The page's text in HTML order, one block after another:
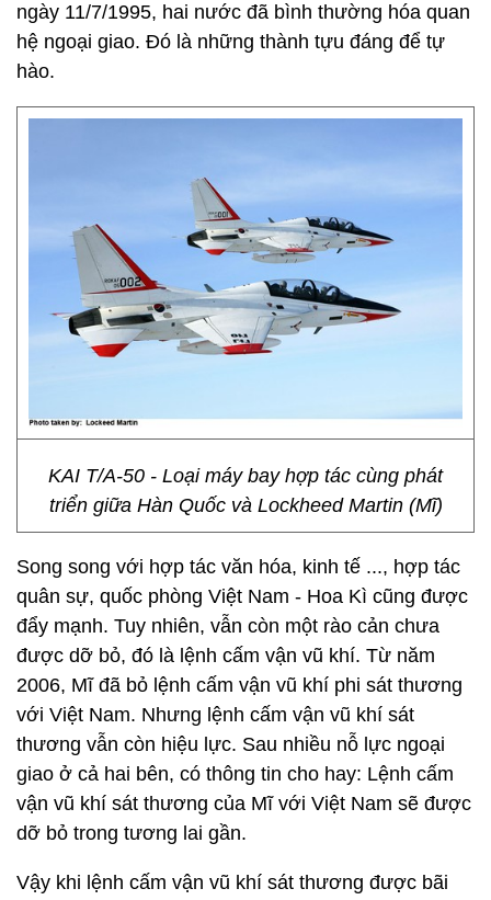
ngày 11/7/1995, hai nước đã bình thường hóa quan
hệ ngoại giao. Đó là những thành tựu đáng để tự
hào.
KAI T/A-50 - Loại máy bay hợp tác cùng phát
triển giữa Hàn Quốc và Lockheed Martin (Mĩ)
Song song với hợp tác văn hóa, kinh tế ..., hợp tác
quân sự, quốc phòng Việt Nam - Hoa Kì cũng được
đẩy mạnh. Tuy nhiên, vẫn còn một rào cản chưa
được dỡ bỏ, đó là lệnh cấm vận vũ khí. Từ năm
2006, Mĩ đã bỏ lệnh cấm vận vũ khí phi sát thương
với Việt Nam. Nhưng lệnh cấm vận vũ khí sát
thương vẫn còn hiệu lực. Sau nhiều nỗ lực ngoại
giao ở cả hai bên, có thông tin cho hay: Lệnh cấm
vận vũ khí sát thương của Mĩ với Việt Nam sẽ được
dỡ bỏ trong tương lai gần.
Vậy khi lệnh cấm vận vũ khí sát thương được bãi